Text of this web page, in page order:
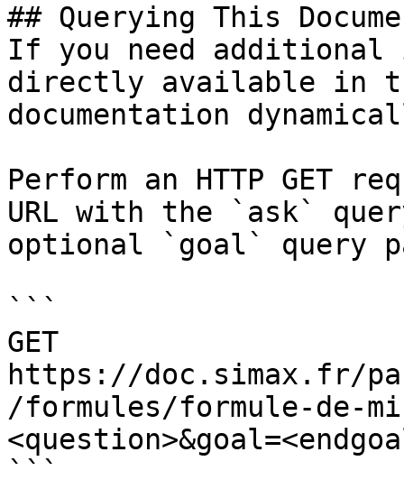
## Querying This
If you need
directly available in
documentation
Perform an HTTP GET
URL with the `ask`
optional `goal` query
```
GET
https://doc.simax.fr/
/formules/formule-de-
```